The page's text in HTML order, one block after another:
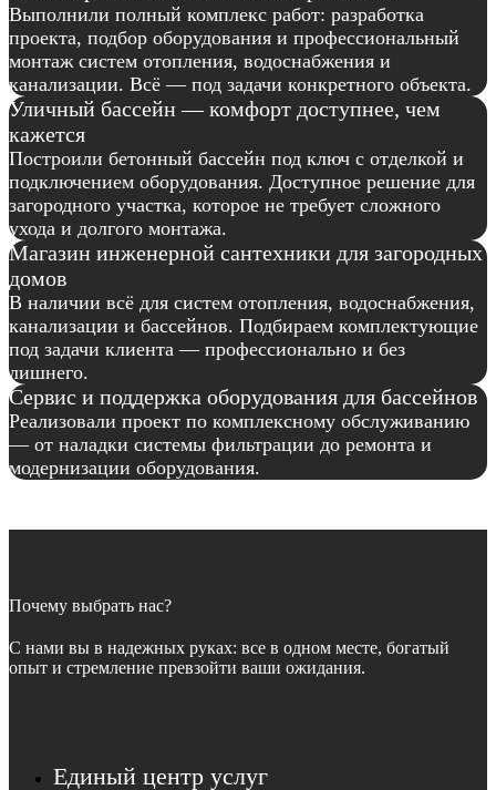
Выполнили полный комплекс работ: разработка
проекта, подбор оборудования и профессиональный
монтаж систем отопления, водоснабжения и
канализации. Всё — под задачи конкретного объекта.
Уличный бассейн — комфорт доступнее, чем
кажется
Построили бетонный бассейн под ключ с отделкой и
подключением оборудования. Доступное решение для
загородного участка, которое не требует сложного
ухода и долгого монтажа.
Магазин инженерной сантехники для загородных
домов
В наличии всё для систем отопления, водоснабжения,
канализации и бассейнов. Подбираем комплектующие
под задачи клиента — профессионально и без
лишнего.
Сервис и поддержка оборудования для бассейнов
Реализовали проект по комплексному обслуживанию
— от наладки системы фильтрации до ремонта и
модернизации оборудования.
Почему выбрать нас?
С нами вы в надежных руках: все в одном месте, богатый
опыт и стремление превзойти ваши ожидания.
Единый центр услуг